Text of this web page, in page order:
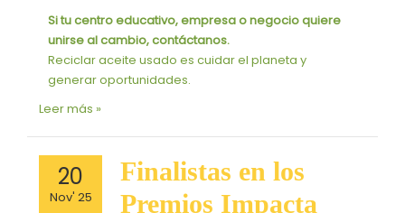
Si tu centro educativo, empresa o negocio quiere
unirse al cambio, contáctanos.
Reciclar aceite usado es cuidar el planeta y
generar oportunidades.
Leer más »
Finalistas en los
Premios Impacta
20
Nov' 25
Finalistas
los